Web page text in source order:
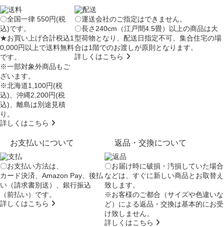
〇全国一律 550円(税
込)です。
★お買い上げ合計税込1
0,000円以上で送料無料
です。
※一部対象外商品もご
ざいます。
※北海道1,100円(税
込)、沖縄2,200円(税
込)、離島は別途見積
り。
詳しくはこちら
〇運送会社のご指定はできません。
〇長さ240cm（江戸間4.5畳）以上の商品は大
型荷物となり、配送日指定不可 、集合住宅の場
合は1階でのお渡しが原則となります。
詳しくはこちら
お支払いについて
〇お支払い方法は、
カード決済、Amazon Pay、後払
い（請求書別送）、銀行振込
（前払い）です。
詳しくはこちら
返品・交換について
〇お届け時に破損・汚損していた場合
などは、すぐに新しい商品とお取替え
致します。
※お客様のご都合（サイズや色違いな
ど）による返品・交換は基本的にお受
け致しません。
詳しくはこちら